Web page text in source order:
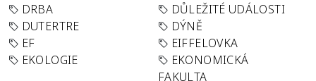
DRBA
DŮLEŽITÉ UDÁLOSTI
DUTERTRE
DÝNĚ
EF
EIFFELOVKA
EKOLOGIE
EKONOMICKÁ
FAKULTA